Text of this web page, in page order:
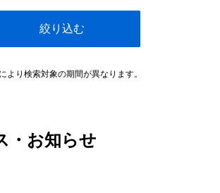
絞り込む
より検索対象の期間が異なります。
・お知らせ